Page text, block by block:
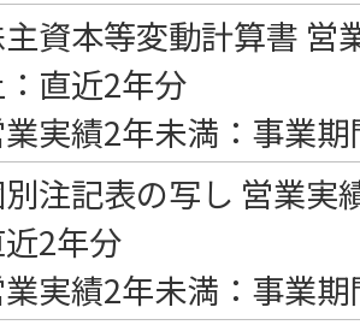
資本等変動計算書 営
直近2年分
実績2年未満：事業期
注記表の写し 営業実
2年分
実績2年未満：事業期